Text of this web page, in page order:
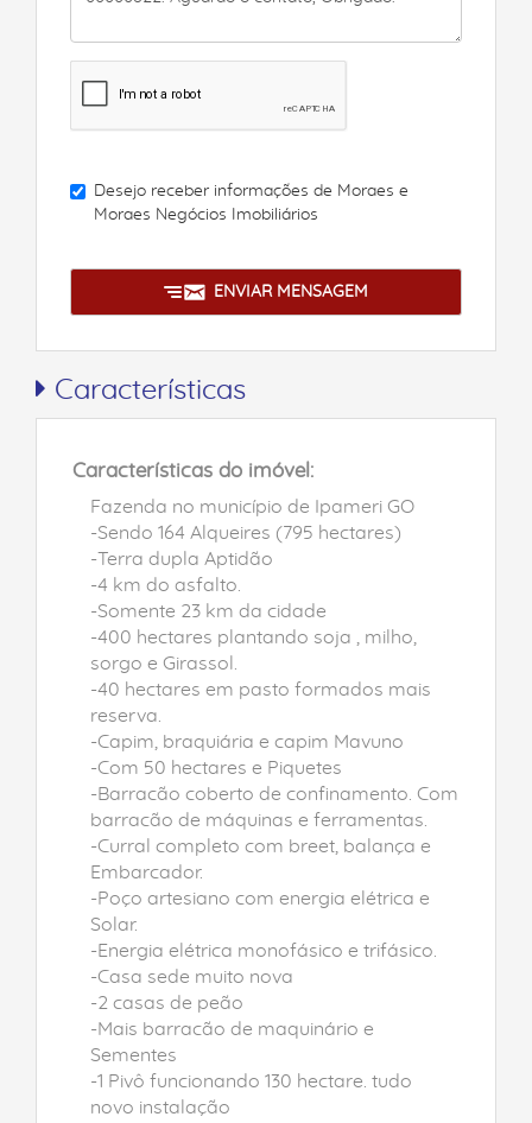
Desejo receber informações de Moraes e
Moraes Negócios Imobiliários
ENVIAR MENSAGEM
Características
Características do imóvel:
Fazenda no município de Ipameri GO
-Sendo 164 Alqueires (795 hectares)
-Terra dupla Aptidão
-4 km do asfalto.
-Somente 23 km da cidade
-400 hectares plantando soja , milho,
sorgo e Girassol.
-40 hectares em pasto formados mais
reserva.
-Capim, braquiária e capim Mavuno
-Com 50 hectares e Piquetes
-Barracão coberto de confinamento. Com
barracão de máquinas e ferramentas.
-Curral completo com breet, balança e
Embarcador.
-Poço artesiano com energia elétrica e
Solar.
-Energia elétrica monofásico e trifásico.
-Casa sede muito nova
-2 casas de peão
-Mais barracão de maquinário e
Sementes
-1 Pivô funcionando 130 hectare. tudo
novo instalação